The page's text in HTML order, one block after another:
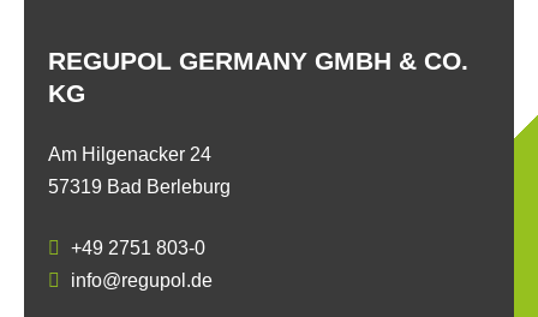
REGUPOL GERMANY GMBH & CO.
KG
Am Hilgenacker 24
57319 Bad Berleburg
+49 2751 803-0
info@regupol.de